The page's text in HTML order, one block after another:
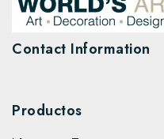
Contact Information
Productos